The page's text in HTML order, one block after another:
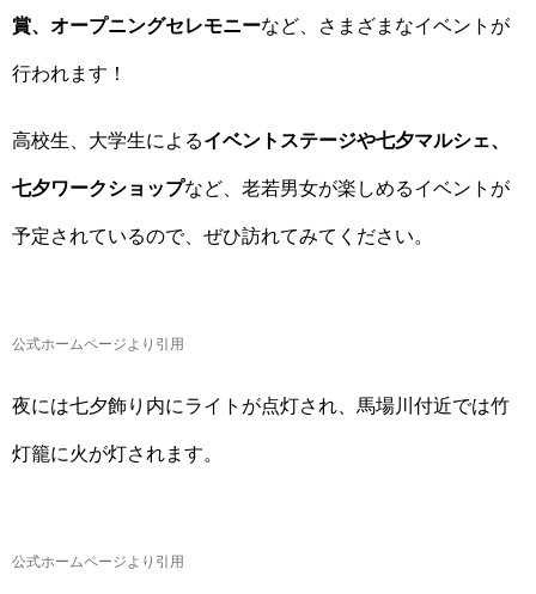
賞、オープニングセレモニーなど、さまざまなイベントが
行われます！
高校生、大学生によるイベントステージや七夕マルシェ、
七夕ワークショップなど、老若男女が楽しめるイベントが
予定されているので、ぜひ訪れてみてください。
公式ホームページより引用
夜には七夕飾り内にライトが点灯され、馬場川付近では竹
灯籠に火が灯されます。
公式ホームページより引用